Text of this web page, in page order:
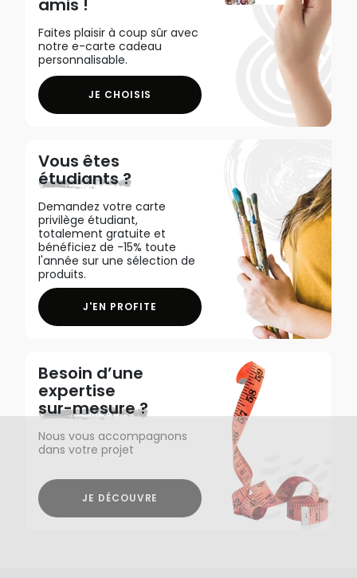
Faites plaisir à coup sûr avec
notre e-carte cadeau
personnalisable.
JE CHOISIS
Vous êtes
étudiants ?
Demandez votre carte
privilège étudiant,
totalement gratuite et
bénéficiez de -15% toute
l'année sur une sélection de
produits.
J'EN PROFITE
Besoin d’une
expertise
sur-mesure ?
Nous vous accompagnons
dans votre projet
JE DÉCOUVRE